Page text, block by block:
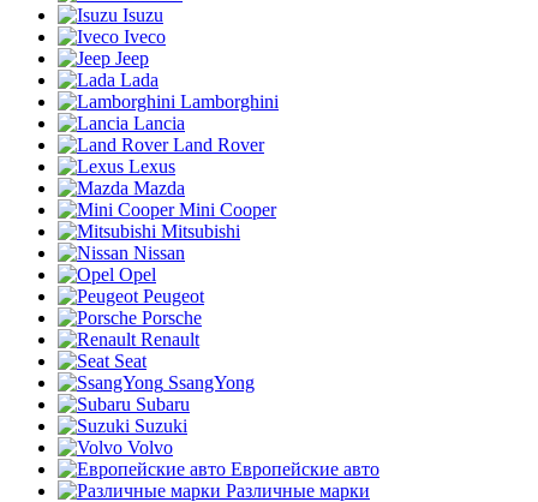
Isuzu
Iveco
Jeep
Lada
Lamborghini
Lancia
Land Rover
Lexus
Mazda
Mini Cooper
Mitsubishi
Nissan
Opel
Peugeot
Porsche
Renault
Seat
SsangYong
Subaru
Suzuki
Volvo
Европейские авто
Различные марки